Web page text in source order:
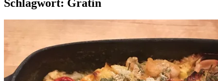
Schlagwort: Gratin